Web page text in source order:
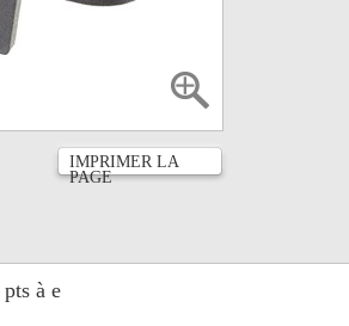
IMPRIMER LA
PAGE
à e